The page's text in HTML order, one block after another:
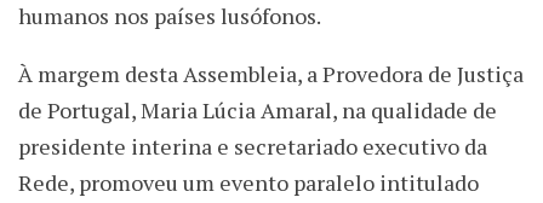
humanos nos países lusófonos.
À margem desta Assembleia, a Provedora de Justiça
de Portugal, Maria Lúcia Amaral, na qualidade de
presidente interina e secretariado executivo da
Rede, promoveu um evento paralelo intitulado